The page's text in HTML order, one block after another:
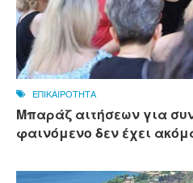
ΕΠΙΚΑΙΡΟΤΗΤΑ
Μπαράζ αιτήσεων για
φαινόμενο δεν έχει